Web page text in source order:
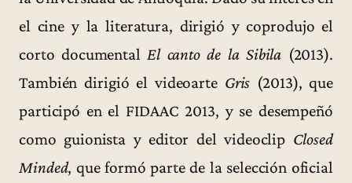
el cine y la literatura, dirigió y coprodujo el
corto documentalEl canto de la Sibila (2013).
También dirigió el videoarte Gris (2013), que
participó en el FIDAAC 2013, y se desempeñó
como guionista y editor del videoclip Closed
Minded, que formó parte de la selección oficial